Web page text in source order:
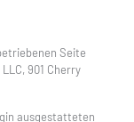
Seite
901 Cherry
ausgestatteten